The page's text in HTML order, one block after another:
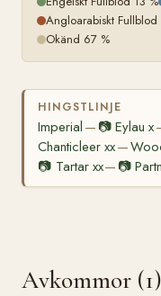
Angloarabiskt Fullblod
Okänd 67 %
HINGSTLINJE
Imperial — 📷Eylau x
Chanticleer xx—
📷 Tartar xx— 📷
Avkommor (1)